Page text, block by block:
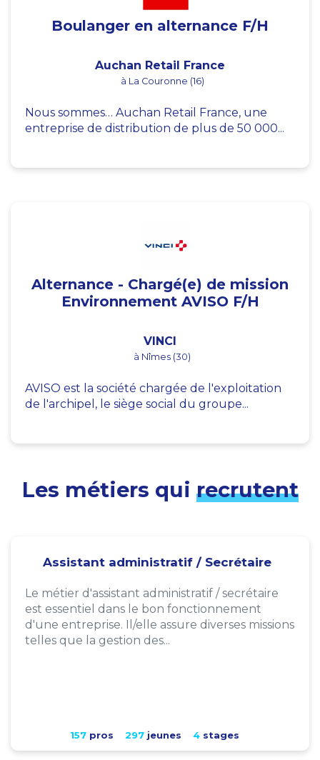
Boulanger en alternance F/H
Auchan Retail France
à La Couronne (16)
Nous sommes… Auchan Retail France, une
entreprise de distribution de plus de 50 000...
Alternance - Chargé(e) de mission
Environnement AVISO F/H
VINCI
à Nîmes (30)
AVISO est la société chargée de l'exploitation
de l'archipel, le siège social du groupe...
Les métiers qui recrutent
Assistant administratif / Secrétaire
Le métier d'assistant administratif / secrétaire
est essentiel dans le bon fonctionnement
d'une entreprise. Il/elle assure diverses missions
telles que la gestion des...
157pros 297jeunes 4stages